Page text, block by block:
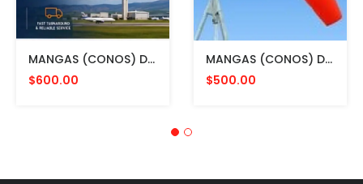
MANGAS (CONOS) DE VIENTO MULTICOLOR PARA AVIACION CON HERRAJE DE MONTAJE A POSTE FAA L807. MADE IN USA. 24" DIAMETRO
$600.00
MANGAS (CONOS) DE VIENTO COLOR NARANJA CON ESTRUCTURA INTERNA PARA MONTAR EN POSTE. FAA L807. MADE IN USA 24 Y 36"
$500.00